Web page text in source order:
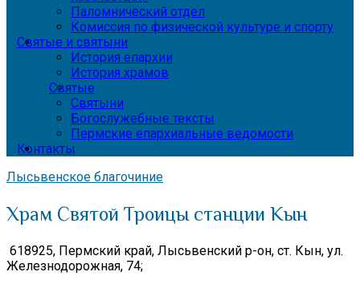
Паломнический отдел
Комиссия по физической культуре и спорту
Святые и святыни
История епархии
История храмов
Святые
Святыни
Богослужебные тексты
Пермские епархиальные ведомости
Контакты
Лысьвенское благочиние
Храм Святой Троицы станции Кын
618925, Пермский край, Лысьвенский р-он, ст. Кын, ул.
Железнодорожная, 74;